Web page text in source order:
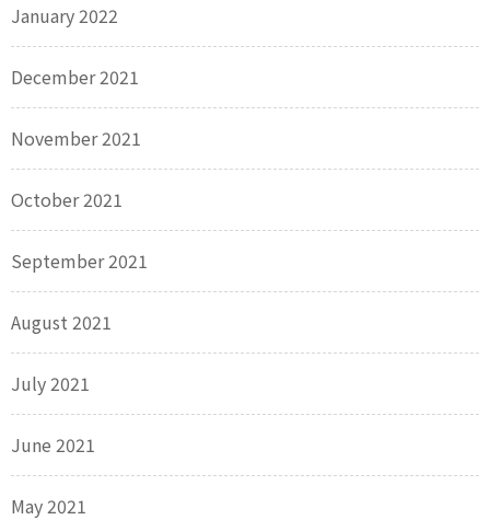
January 2022
December 2021
November 2021
October 2021
September 2021
August 2021
July 2021
June 2021
May 2021